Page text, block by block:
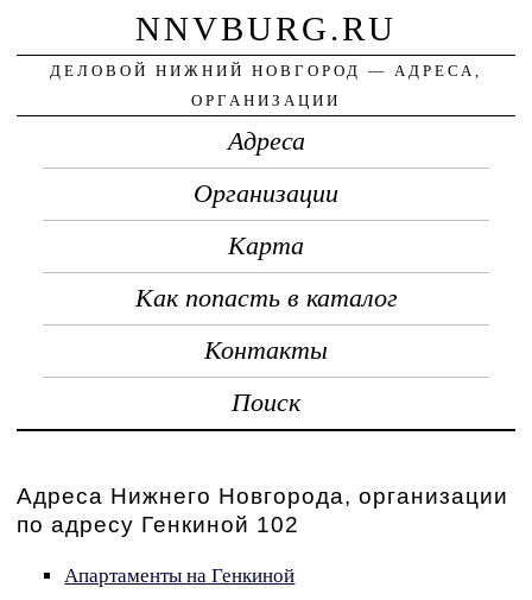
NNVBURG.RU
ДЕЛОВОЙ НИЖНИЙ НОВГОРОД — АДРЕСА,
ОРГАНИЗАЦИИ
Адреса
Организации
Карта
Как попасть в каталог
Контакты
Поиск
Адреса Нижнего Новгорода, организации
по адресу Генкиной 102
Апартаменты на Генкиной